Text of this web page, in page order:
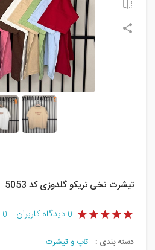
تیشرت نخی تریکو گلدوزی کد 5053
0 دیدگاه کاربران 0
دسته بندی : تاپ و تیشرت